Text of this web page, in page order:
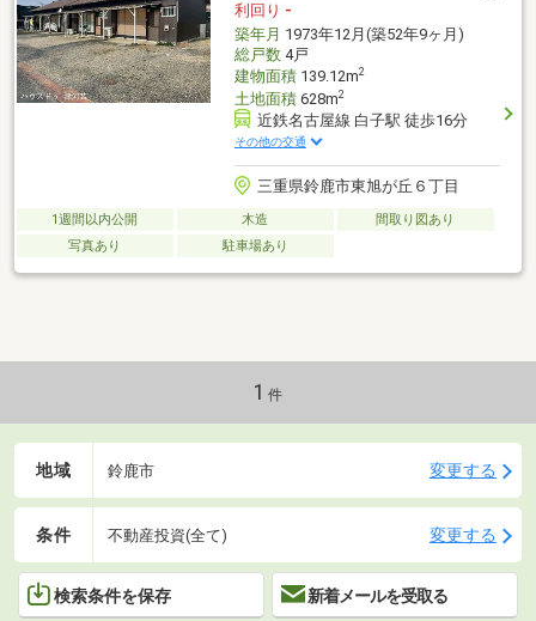
利回り -
築年月 1973年12月(築52年9ヶ月)
総戸数4戸
建物面積139.12m2
土地面積628m2
近鉄名古屋線 白子駅 徒歩16分
その他の交通
三重県鈴鹿市東旭が丘６丁目
1週間以内公開 木造
間取り図あり
写真あり
駐車場あり
1 件
地域 鈴鹿市 変更する
条件 不動産投資(全て) 変更する
検索条件を保存 新着メールを受取る